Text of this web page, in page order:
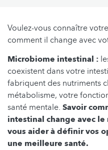
Voulez-vous connaître
comment il change avec
Microbiome intestinal :
coexistent dans votre
fabriquent des nutriments
métabolisme, votre
santé mentale. Savoir
intestinal change avec
vous aider à définir vos
une meilleure santé.